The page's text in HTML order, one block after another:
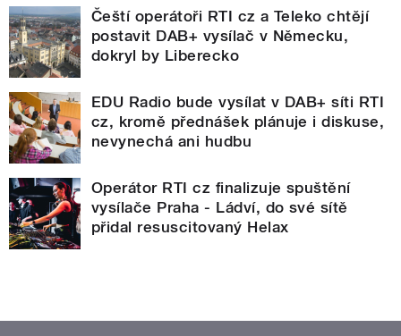
Čeští operátoři RTI cz a Teleko chtějí
postavit DAB+ vysílač v Německu,
dokryl by Liberecko
EDU Radio bude vysílat v DAB+ síti RTI
cz, kromě přednášek plánuje i diskuse,
nevynechá ani hudbu
Operátor RTI cz finalizuje spuštění
vysílače Praha - Ládví, do své sítě
přidal resuscitovaný Helax